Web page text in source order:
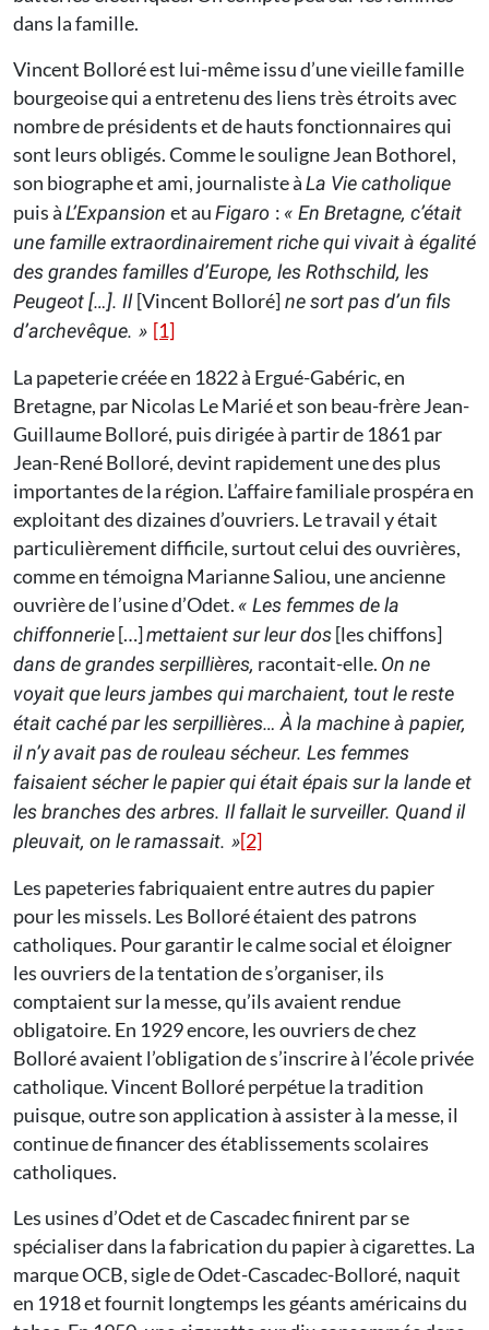
dans la famille.
Vincent Bolloré est lui-même issu d’une vieille famille
bourgeoise qui a entretenu des liens très étroits avec
nombre de présidents et de hauts fonctionnaires qui
sont leurs obligés. Comme le souligne Jean Bothorel,
son biographe et ami, journaliste àLa Vie catholique
puis àL’Expansion et auFigaro : « En Bretagne, c’était
une famille extraordinairement riche qui vivait à égalité
des grandes familles d’Europe, les Rothschild, les
Peugeot […]. Il[Vincent Bolloré]ne sort pas d’un fils
d’archevêque. » [1]
La papeterie créée en 1822 à Ergué-Gabéric, en
Bretagne, par Nicolas Le Marié et son beau-frère Jean-
Guillaume Bolloré, puis dirigée à partir de 1861 par
Jean-René Bolloré, devint rapidement une des plus
importantes de la région. L’affaire familiale prospéra en
exploitant des dizaines d’ouvriers. Le travail y était
particulièrement difficile, surtout celui des ouvrières,
comme en témoigna Marianne Saliou, une ancienne
ouvrière de l’usine d’Odet. « Les femmes de la
chiffonnerie[…]mettaient sur leur dos[les chiffons]
dans de grandes serpillières, racontait-elle. On ne
voyait que leurs jambes qui marchaient, tout le reste
était caché par les serpillières… À la machine à papier,
il n’y avait pas de rouleau sécheur. Les femmes
faisaient sécher le papier qui était épais sur la lande et
les branches des arbres. Il fallait le surveiller. Quand il
pleuvait, on le ramassait. »[2]
Les papeteries fabriquaient entre autres du papier
pour les missels. Les Bolloré étaient des patrons
catholiques. Pour garantir le calme social et éloigner
les ouvriers de la tentation de s’organiser, ils
comptaient sur la messe, qu’ils avaient rendue
obligatoire. En 1929 encore, les ouvriers de chez
Bolloré avaient l’obligation de s’inscrire à l’école privée
catholique. Vincent Bolloré perpétue la tradition
puisque, outre son application à assister à la messe, il
continue de financer des établissements scolaires
catholiques.
Les usines d’Odet et de Cascadec finirent par se
spécialiser dans la fabrication du papier à cigarettes. La
marque OCB, sigle de Odet-Cascadec-Bolloré, naquit
en 1918 et fournit longtemps les géants américains du